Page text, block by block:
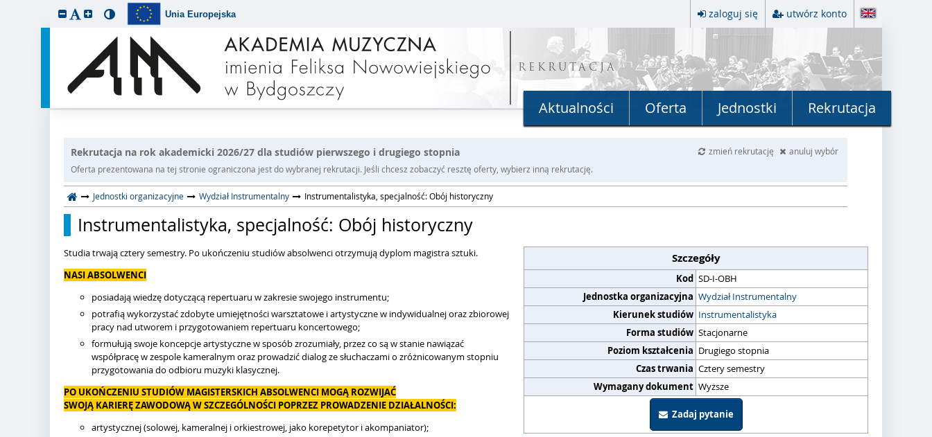
Unia Europejska zaloguj się utwórz konto
REKRUTACJA
Aktualności Oferta Jednostki Rekrutacja
Rekrutacja na rok akademicki 2026/27 dla studiów pierwszego i drugiego stopnia zmień rekrutację
anuluj wybór
Oferta prezentowana na tej stronie ograniczona jest do wybranej rekrutacji. Jeśli chcesz zobaczyć resztę oferty, wybierz inną rekrutację.
Jednostki organizacyjne Wydział Instrumentalny Instrumentalistyka, specjalność: Obój historyczny
Instrumentalistyka, specjalność: Obój historyczny
Szczegóły
Kod SD-I-OBH
Jednostka organizacyjna Wydział Instrumentalny
Kierunek studiów Instrumentalistyka
Forma studiów Stacjonarne
Poziom kształcenia Drugiego stopnia
Czas trwania Cztery semestry
Wymagany dokument Wyższe
Zadaj pytanie
Studia trwają cztery semestry. Po ukończeniu studiów absolwenci otrzymują dyplom magistra sztuki.
NASI ABSOLWENCI
posiadają wiedzę dotyczącą repertuaru w zakresie swojego instrumentu;
potrafią wykorzystać zdobyte umiejętności warsztatowe i artystyczne w indywidualnej oraz zbiorowej
pracy nad utworem i przygotowaniem repertuaru koncertowego;
formułują swoje koncepcje artystyczne w sposób zrozumiały, przez co są w stanie nawiązać
współpracę w zespole kameralnym oraz prowadzić dialog ze słuchaczami o zróżnicowanym stopniu
przygotowania do odbioru muzyki klasycznej.
PO UKOŃCZENIU STUDIÓW MAGISTERSKICH ABSOLWENCI MOGĄ ROZWIJAĆ
SWOJĄ KARIERĘ ZAWODOWĄ W SZCZEGÓLNOŚCI POPRZEZ PROWADZENIE DZIAŁALNOŚCI:
artystycznej (solowej, kameralnej i orkiestrowej, jako korepetytor i akompaniator);